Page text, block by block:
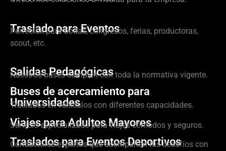
Traslado para Eventos
Perfectos para bodas, congresos, ferias, productoras,
scout, etc.
Salidas Pedagógicas
Nuestros buses cumplen con toda la normativa vigente.
Buses de acercamiento para
Universidades
Traslados en vehículos con diferentes capacidades.
Viajes para Adultos Mayores
Servicio especializado para viajes cómodos y seguros.
Traslados para Eventos Deportivos
Conductores expertos que acompañan tus desafíos con